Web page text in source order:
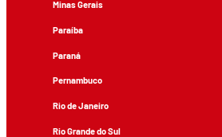
Minas Gerais
Paraíba
Paraná
Pernambuco
Rio de Janeiro
Rio Grande do Sul